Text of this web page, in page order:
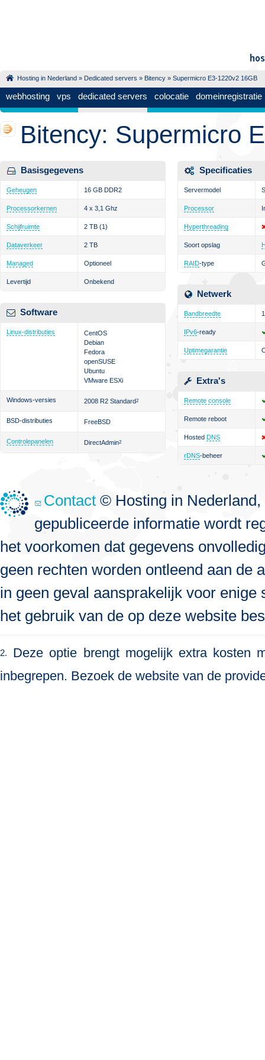
Hosting in Nederland » Dedicated servers » Bitency » Supermicro E3-1220v2 16GB
webhosting vps dedicated servers colocatie domeinregistratie
Bitency: Supermicro
Basisgegevens
Geheugen 16 GB DDR2
Processorkernen 4 x 3,1 Ghz
Schijfruimte 2 TB (1)
Dataverkeer 2 TB
Managed Optioneel
Levertijd Onbekend
Software
Linux-distributies
CentOS
Debian
Fedora
openSUSE
Ubuntu
VMware ESXi
Windows-versies 2008 R2 Standard2
BSD-distributies FreeBSD
Controlepanelen DirectAdmin2
Specificaties
Servermodel
Processor
Hyperthreading
Soort opslag
RAID-type
Netwerk
Bandbreedte
IPv6-ready
Uptimegarantie
Extra's
Remote console
Remote reboot
Hosted DNS
rDNS-beheer
Contact © Hosting in
gepubliceerde informatie wordt
het voorkomen dat gegevens
geen rechten worden ontleend aan de
in geen geval aansprakelijk voor
het gebruik van de op deze website
2.
Deze optie brengt mogelijk extra kosten
inbegrepen. Bezoek de website van de